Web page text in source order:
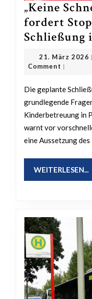
„Keine
fordert
21. März 2026 |
Comment |
Die geplante Schließung der Kita Holtrup wirft
grundlegende
Kinderbetreuung in
warnt vor
eine Aussetzung des
WEITERLESEN...